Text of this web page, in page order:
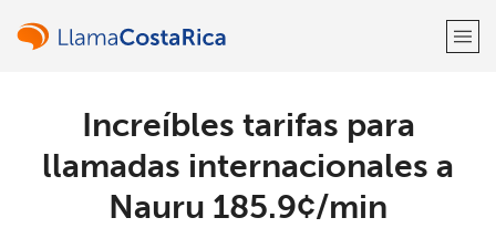
¡Bienvenido!
Increíbles tarifas para
llamadas internacionales a
Nauru ⁦185.9¢⁩/min